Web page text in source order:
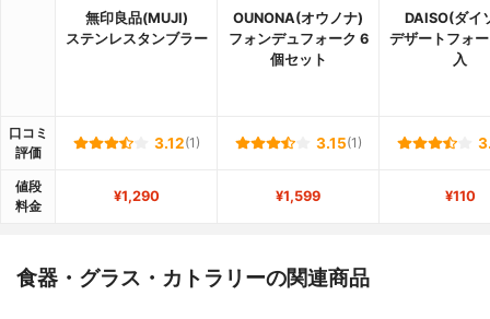
無印良品(MUJI)
ステンレスタンブラー
OUNONA(オウノナ)
フォンデュフォーク 6
個セット
DAISO(ダイ
デザートフォ
入
口コミ
評価
3.12(1) 3.15(1)
値段
料金
¥1,290 ¥1,599 ¥110
食器・グラス・カトラリーの関連商品